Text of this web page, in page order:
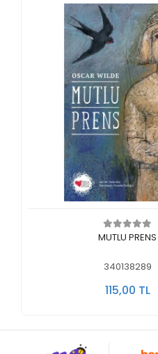
Sepete Ekle
MUTLU PRENS
340138289
115,00 TL